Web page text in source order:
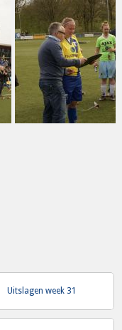
Uitslagen week 31